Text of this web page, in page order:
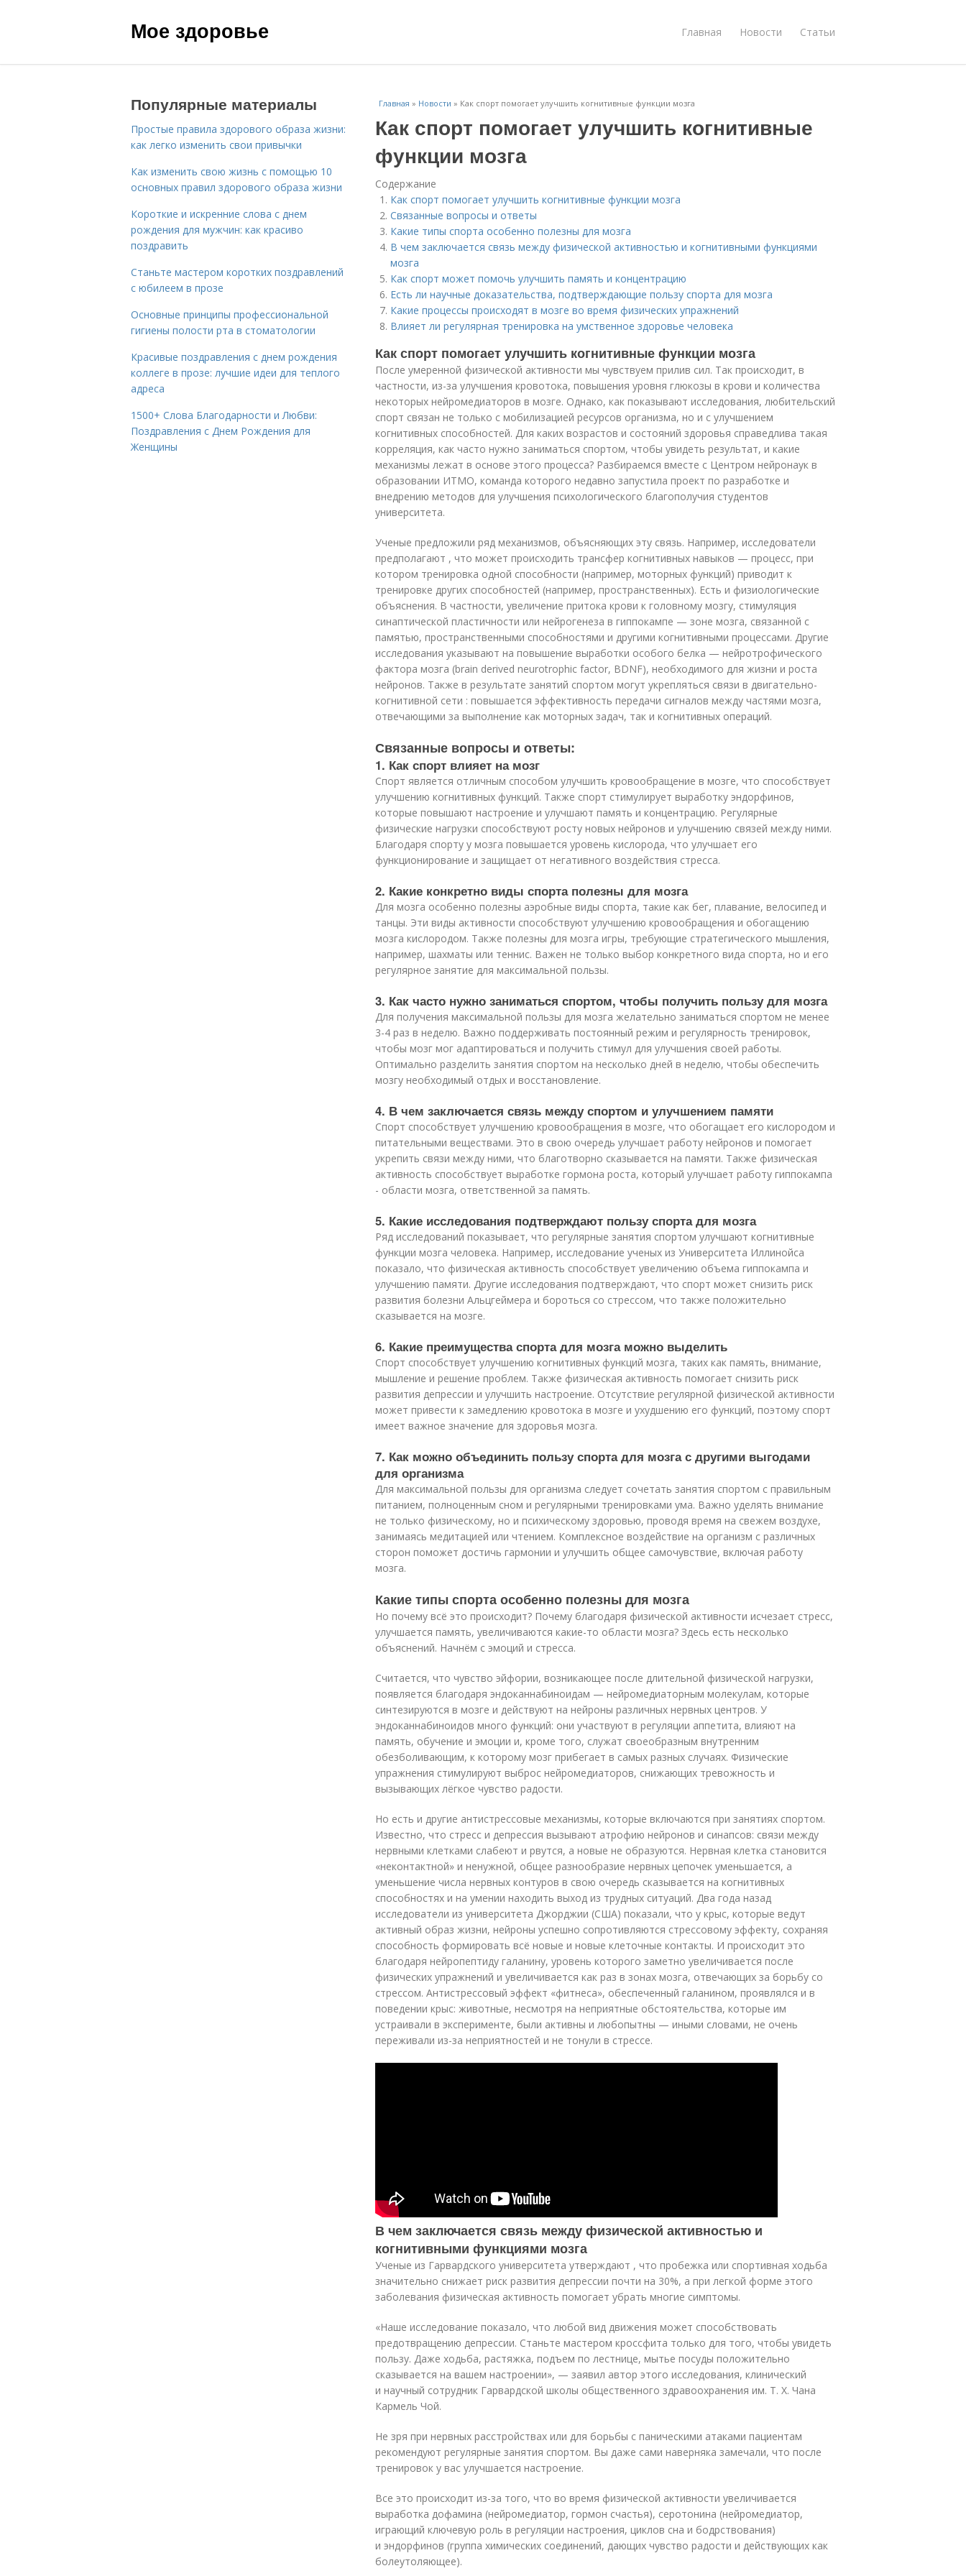
Мое здоровье Главная Новости Статьи
Главная » Новости » Как спорт помогает улучшить когнитивные функции мозга
Как спорт помогает улучшить когнитивные
функции мозга
Содержание
Как спорт помогает улучшить когнитивные функции мозга
Связанные вопросы и ответы
Какие типы спорта особенно полезны для мозга
В чем заключается связь между физической активностью и когнитивными функциями
мозга
Как спорт может помочь улучшить память и концентрацию
Есть ли научные доказательства, подтверждающие пользу спорта для мозга
Какие процессы происходят в мозге во время физических упражнений
Влияет ли регулярная тренировка на умственное здоровье человека
Как спорт помогает улучшить когнитивные функции мозга
После умеренной физической активности мы чувствуем прилив сил. Так происходит, в
частности, из-за улучшения кровотока, повышения уровня глюкозы в крови и количества
некоторых нейромедиаторов в мозге. Однако, как показывают исследования, любительский
спорт связан не только с мобилизацией ресурсов организма, но и с улучшением
когнитивных способностей. Для каких возрастов и состояний здоровья справедлива такая
корреляция, как часто нужно заниматься спортом, чтобы увидеть результат, и какие
механизмы лежат в основе этого процесса? Разбираемся вместе с Центром нейронаук в
образовании ИТМО, команда которого недавно запустила проект по разработке и
внедрению методов для улучшения психологического благополучия студентов
университета.
Ученые предложили ряд механизмов, объясняющих эту связь. Например, исследователи
предполагают , что может происходить трансфер когнитивных навыков — процесс, при
котором тренировка одной способности (например, моторных функций) приводит к
тренировке других способностей (например, пространственных). Есть и физиологические
объяснения. В частности, увеличение притока крови к головному мозгу, стимуляция
синаптической пластичности или нейрогенеза в гиппокампе — зоне мозга, связанной с
памятью, пространственными способностями и другими когнитивными процессами. Другие
исследования указывают на повышение выработки особого белка — нейротрофического
фактора мозга (brain derived neurotrophic factor, BDNF), необходимого для жизни и роста
нейронов. Также в результате занятий спортом могут укрепляться связи в двигательно-
когнитивной сети : повышается эффективность передачи сигналов между частями мозга,
отвечающими за выполнение как моторных задач, так и когнитивных операций.
Связанные вопросы и ответы:
1. Как спорт влияет на мозг
Спорт является отличным способом улучшить кровообращение в мозге, что способствует
улучшению когнитивных функций. Также спорт стимулирует выработку эндорфинов,
которые повышают настроение и улучшают память и концентрацию. Регулярные
физические нагрузки способствуют росту новых нейронов и улучшению связей между ними.
Благодаря спорту у мозга повышается уровень кислорода, что улучшает его
функционирование и защищает от негативного воздействия стресса.
2. Какие конкретно виды спорта полезны для мозга
Для мозга особенно полезны аэробные виды спорта, такие как бег, плавание, велосипед и
танцы. Эти виды активности способствуют улучшению кровообращения и обогащению
мозга кислородом. Также полезны для мозга игры, требующие стратегического мышления,
например, шахматы или теннис. Важен не только выбор конкретного вида спорта, но и его
регулярное занятие для максимальной пользы.
3. Как часто нужно заниматься спортом, чтобы получить пользу для мозга
Для получения максимальной пользы для мозга желательно заниматься спортом не менее
3-4 раз в неделю. Важно поддерживать постоянный режим и регулярность тренировок,
чтобы мозг мог адаптироваться и получить стимул для улучшения своей работы.
Оптимально разделить занятия спортом на несколько дней в неделю, чтобы обеспечить
мозгу необходимый отдых и восстановление.
4. В чем заключается связь между спортом и улучшением памяти
Спорт способствует улучшению кровообращения в мозге, что обогащает его кислородом и
питательными веществами. Это в свою очередь улучшает работу нейронов и помогает
укрепить связи между ними, что благотворно сказывается на памяти. Также физическая
активность способствует выработке гормона роста, который улучшает работу гиппокампа
- области мозга, ответственной за память.
5. Какие исследования подтверждают пользу спорта для мозга
Ряд исследований показывает, что регулярные занятия спортом улучшают когнитивные
функции мозга человека. Например, исследование ученых из Университета Иллинойса
показало, что физическая активность способствует увеличению объема гиппокампа и
улучшению памяти. Другие исследования подтверждают, что спорт может снизить риск
развития болезни Альцгеймера и бороться со стрессом, что также положительно
сказывается на мозге.
6. Какие преимущества спорта для мозга можно выделить
Спорт способствует улучшению когнитивных функций мозга, таких как память, внимание,
мышление и решение проблем. Также физическая активность помогает снизить риск
развития депрессии и улучшить настроение. Отсутствие регулярной физической активности
может привести к замедлению кровотока в мозге и ухудшению его функций, поэтому спорт
имеет важное значение для здоровья мозга.
7. Как можно объединить пользу спорта для мозга с другими выгодами
для организма
Для максимальной пользы для организма следует сочетать занятия спортом с правильным
питанием, полноценным сном и регулярными тренировками ума. Важно уделять внимание
не только физическому, но и психическому здоровью, проводя время на свежем воздухе,
занимаясь медитацией или чтением. Комплексное воздействие на организм с различных
сторон поможет достичь гармонии и улучшить общее самочувствие, включая работу
мозга.
Какие типы спорта особенно полезны для мозга
Но почему всё это происходит? Почему благодаря физической активности исчезает стресс,
улучшается память, увеличиваются какие-то области мозга? Здесь есть несколько
объяснений. Начнём с эмоций и стресса.
Считается, что чувство эйфории, возникающее после длительной физической нагрузки,
появляется благодаря эндоканнабиноидам — нейромедиаторным молекулам, которые
синтезируются в мозге и действуют на нейроны различных нервных центров. У
эндоканнабиноидов много функций: они участвуют в регуляции аппетита, влияют на
память, обучение и эмоции и, кроме того, служат своеобразным внутренним
обезболивающим, к которому мозг прибегает в самых разных случаях. Физические
упражнения стимулируют выброс нейромедиаторов, снижающих тревожность и
вызывающих лёгкое чувство радости.
Но есть и другие антистрессовые механизмы, которые включаются при занятиях спортом.
Известно, что стресс и депрессия вызывают атрофию нейронов и синапсов: связи между
нервными клетками слабеют и рвутся, а новые не образуются. Нервная клетка становится
«неконтактной» и ненужной, общее разнообразие нервных цепочек уменьшается, а
уменьшение числа нервных контуров в свою очередь сказывается на когнитивных
способностях и на умении находить выход из трудных ситуаций. Два года назад
исследователи из университета Джорджии (США) показали, что у крыс, которые ведут
активный образ жизни, нейроны успешно сопротивляются стрессовому эффекту, сохраняя
способность формировать всё новые и новые клеточные контакты. И происходит это
благодаря нейропептиду галанину, уровень которого заметно увеличивается после
физических упражнений и увеличивается как раз в зонах мозга, отвечающих за борьбу со
стрессом. Антистрессовый эффект «фитнеса», обеспеченный галанином, проявлялся и в
поведении крыс: животные, несмотря на неприятные обстоятельства, которые им
устраивали в эксперименте, были активны и любопытны — иными словами, не очень
переживали из-за неприятностей и не тонули в стрессе.
В чем заключается связь между физической активностью и
когнитивными функциями мозга
Ученые из Гарвардского университета утверждают , что пробежка или спортивная ходьба
значительно снижает риск развития депрессии почти на 30%, а при легкой форме этого
заболевания физическая активность помогает убрать многие симптомы.
«Наше исследование показало, что любой вид движения может способствовать
предотвращению депрессии. Станьте мастером кроссфита только для того, чтобы увидеть
пользу. Даже ходьба, растяжка, подъем по лестнице, мытье посуды положительно
сказывается на вашем настроении», — заявил автор этого исследования, клинический
и научный сотрудник Гарвардской школы общественного здравоохранения им. Т. Х. Чана
Кармель Чой.
Не зря при нервных расстройствах или для борьбы с паническими атаками пациентам
рекомендуют регулярные занятия спортом. Вы даже сами наверняка замечали, что после
тренировок у вас улучшается настроение.
Все это происходит из-за того, что во время физической активности увеличивается
выработка дофамина (нейромедиатор, гормон счастья), серотонина (нейромедиатор,
играющий ключевую роль в регуляции настроения, циклов сна и бодрствования)
и эндорфинов (группа химических соединений, дающих чувство радости и действующих как
болеутоляющее).
Популярные материалы
Простые правила здорового образа жизни:
как легко изменить свои привычки
Как изменить свою жизнь с помощью 10
основных правил здорового образа жизни
Короткие и искренние слова с днем
рождения для мужчин: как красиво
поздравить
Станьте мастером коротких поздравлений
с юбилеем в прозе
Основные принципы профессиональной
гигиены полости рта в стоматологии
Красивые поздравления с днем рождения
коллеге в прозе: лучшие идеи для теплого
адреса
1500+ Слова Благодарности и Любви:
Поздравления с Днем Рождения для
Женщины